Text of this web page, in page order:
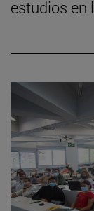
estudios en